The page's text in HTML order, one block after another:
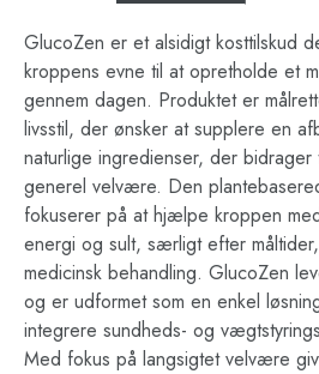
GlucoZen er et alsidigt kosttilskud
kroppens evne til at opretholde et
gennem dagen. Produktet er
livsstil, der ønsker at supplere en
naturlige ingredienser, der
generel velvære. Den
fokuserer på at hjælpe kroppen
energi og sult, særligt efter
medicinsk behandling. GlucoZen
og er udformet som en enkel
integrere sundheds- og
Med fokus på langsigtet velvære